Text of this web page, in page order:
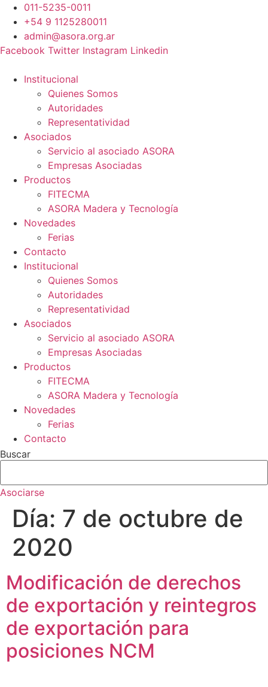
contenido
011-5235-0011
+54 9 1125280011
admin@asora.org.ar
Facebook Twitter Instagram Linkedin
Institucional
Quienes Somos
Autoridades
Representatividad
Asociados
Servicio al asociado ASORA
Empresas Asociadas
Productos
FITECMA
ASORA Madera y Tecnología
Novedades
Ferias
Contacto
Institucional
Quienes Somos
Autoridades
Representatividad
Asociados
Servicio al asociado ASORA
Empresas Asociadas
Productos
FITECMA
ASORA Madera y Tecnología
Novedades
Ferias
Contacto
Buscar
Asociarse
Día: 7 de octubre de
2020
Modificación de derechos
de exportación y reintegros
de exportación para
posiciones NCM